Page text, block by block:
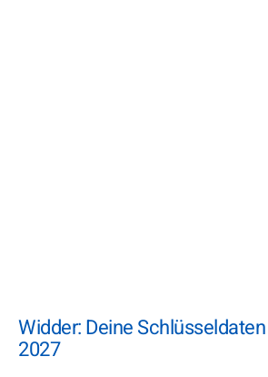
Widder: Deine
2027